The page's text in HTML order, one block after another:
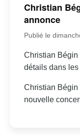
Christian
annonce
Publié le
Christian
détails dans
Christian Bégin
nouvelle